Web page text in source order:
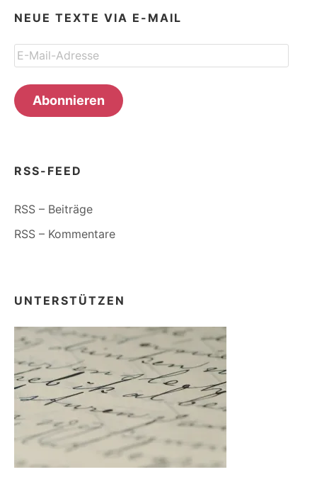
NEUE TEXTE VIA E-MAIL
E-
Mail-
Adresse
Abonnieren
RSS-FEED
RSS – Beiträge
RSS – Kommentare
UNTERSTÜTZEN